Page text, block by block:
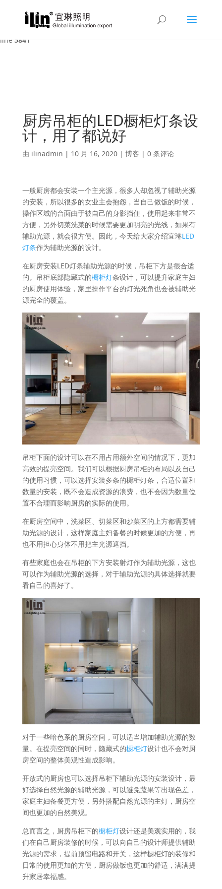
Warning : A non-numeric value encountered in
/var/www/html/ilin/wp-content/themes/Divi/functions.php
line5841
厨房吊柜的LED橱柜灯条设
计，用了都说好
由 ilinadmin | 10 月 16, 2020| 博客 | 0 条评论
一般厨房都会安装一个主光源，很多人却忽视了辅助光源
的安装，所以很多的女业主会抱怨，当自己做饭的时候，
操作区域的台面由于被自己的身影挡住，使用起来非常不
方便，另外切菜洗菜的时候需要更加明亮的光线，如果有
辅助光源，就会很方便。因此，今天给大家介绍宜琳LED
灯条作为辅助光源的设计。
在厨房安装LED灯条辅助光源的时候，吊柜下方是很合适
的。吊柜底部隐藏式的橱柜灯条设计，可以提升家庭主妇
的厨房使用体验，家里操作平台的灯光死角也会被辅助光
源完全的覆盖。
吊柜下面的设计可以在不用占用额外空间的情况下，更加
高效的提亮空间。我们可以根据厨房吊柜的布局以及自己
的使用习惯，可以选择安装多条的橱柜灯条，合适位置和
数量的安装，既不会造成资源的浪费，也不会因为数量位
置不合理而影响厨房的实际的使用。
在厨房空间中，洗菜区、切菜区和炒菜区的上方都需要辅
助光源的设计，这样家庭主妇备餐的时候更加的方便，再
也不用担心身体不用把主光源遮挡。
有些家庭也会在吊柜的下方安装射灯作为辅助光源，这也
可以作为辅助光源的选择，对于辅助光源的具体选择就要
看自己的喜好了。
对于一些暗色系的厨房空间，可以适当增加辅助光源的数
量。在提亮空间的同时，隐藏式的橱柜灯设计也不会对厨
房空间的整体美观性造成影响。
开放式的厨房也可以选择吊柜下辅助光源的安装设计，最
好选择自然光源的辅助光源，可以避免蔬果等出现色差，
家庭主妇备餐更方便，另外搭配自然光源的主灯，厨房空
间也更加的自然美观。
总而言之，厨房吊柜下的橱柜灯设计还是美观实用的，我
们在自己厨房装修的时候，可以向自己的设计师提供辅助
光源的需求，提前预留电路和开关，这样橱柜灯的装修和
日常的使用更加的方便，厨房做饭也更加的舒适，满满提
升家居幸福感。